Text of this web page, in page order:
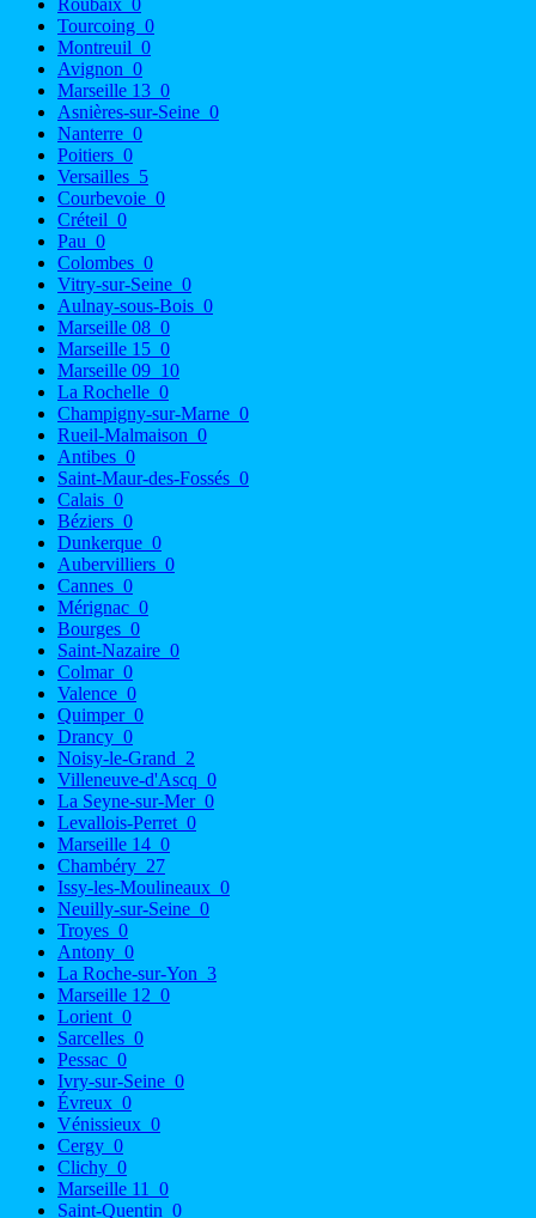
Tourcoing 0
Montreuil 0
Avignon 0
Marseille 13 0
Asnières-sur-Seine 0
Nanterre 0
Poitiers 0
Versailles 5
Courbevoie 0
Créteil 0
Pau 0
Colombes 0
Vitry-sur-Seine 0
Aulnay-sous-Bois 0
Marseille 08 0
Marseille 15 0
Marseille 09 10
La Rochelle 0
Champigny-sur-Marne 0
Rueil-Malmaison 0
Antibes 0
Saint-Maur-des-Fossés 0
Calais 0
Béziers 0
Dunkerque 0
Aubervilliers 0
Cannes 0
Mérignac 0
Bourges 0
Saint-Nazaire 0
Colmar 0
Valence 0
Quimper 0
Drancy 0
Noisy-le-Grand 2
Villeneuve-d'Ascq 0
La Seyne-sur-Mer 0
Levallois-Perret 0
Marseille 14 0
Chambéry 27
Issy-les-Moulineaux 0
Neuilly-sur-Seine 0
Troyes 0
Antony 0
La Roche-sur-Yon 3
Marseille 12 0
Lorient 0
Sarcelles 0
Pessac 0
Ivry-sur-Seine 0
Évreux 0
Vénissieux 0
Cergy 0
Clichy 0
Marseille 11
0
Saint-Quentin 0